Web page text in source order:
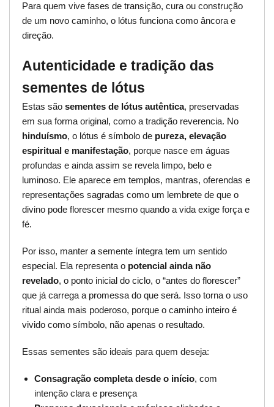
Para quem vive fases de transição, cura ou construção
de um novo caminho, o lótus funciona como âncora e
direção.
Autenticidade e tradição das
sementes de lótus
Estas são sementes de lótus autêntica, preservadas
em sua forma original, como a tradição reverencia. No
hinduísmo, o lótus é símbolo de pureza, elevação
espiritual e manifestação, porque nasce em águas
profundas e ainda assim se revela limpo, belo e
luminoso. Ele aparece em templos, mantras, oferendas e
representações sagradas como um lembrete de que o
divino pode florescer mesmo quando a vida exige força e
fé.
Por isso, manter a semente íntegra tem um sentido
especial. Ela representa o potencial ainda não
revelado, o ponto inicial do ciclo, o “antes do florescer”
que já carrega a promessa do que será. Isso torna o uso
ritual ainda mais poderoso, porque o caminho inteiro é
vivido como símbolo, não apenas o resultado.
Essas sementes são ideais para quem deseja:
Consagração completa desde o início, com
intenção clara e presença